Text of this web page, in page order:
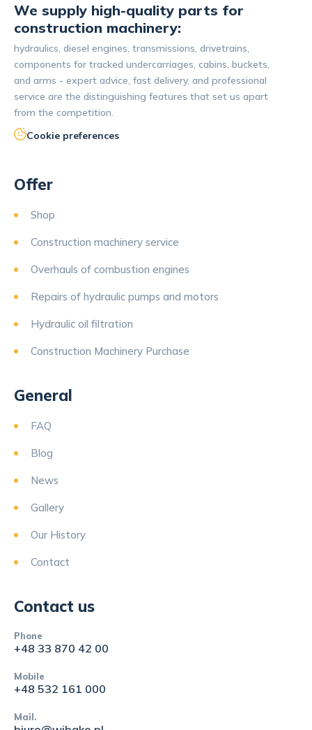
We supply high-quality parts for
construction machinery:
hydraulics, diesel engines, transmissions, drivetrains,
components for tracked undercarriages, cabins, buckets,
and arms - expert advice, fast delivery, and professional
service are the distinguishing features that set us apart
from the competition.
Cookie preferences
Offer
Shop
Construction machinery service
Overhauls of combustion engines
Repairs of hydraulic pumps and motors
Hydraulic oil filtration
Construction Machinery Purchase
General
FAQ
Blog
News
Gallery
Our History
Contact
Contact us
Phone
+48 33 870 42 00
Mobile
+48 532 161 000
Mail.